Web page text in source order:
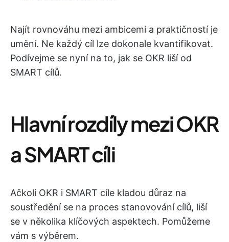
Najít rovnováhu mezi ambicemi a praktičností je
umění. Ne každý cíl lze dokonale kvantifikovat.
Podívejme se nyní na to, jak se OKR liší od
SMART cílů.
Hlavní rozdíly mezi OKR
a SMART cíli
Ačkoli OKR i SMART cíle kladou důraz na
soustředění se na proces stanovování cílů, liší
se v několika klíčových aspektech. Pomůžeme
vám s výběrem.